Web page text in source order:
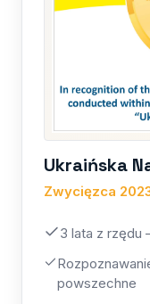
Ukraińska
Zwycięzca
3 lata z rzędu
powszechne